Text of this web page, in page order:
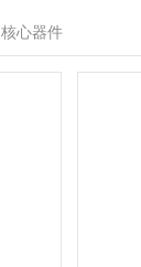
核心器件